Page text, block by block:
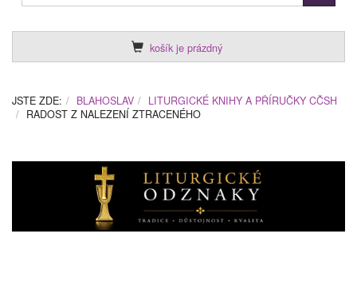
košík je prázdný
JSTE ZDE: BLAHOSLAV
LITURGICKÉ KNIHY A PŘÍRUČKY CČSH
RADOST Z NALEZENÍ ZTRACENÉHO